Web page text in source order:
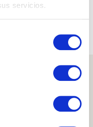
servicios.
aquí.